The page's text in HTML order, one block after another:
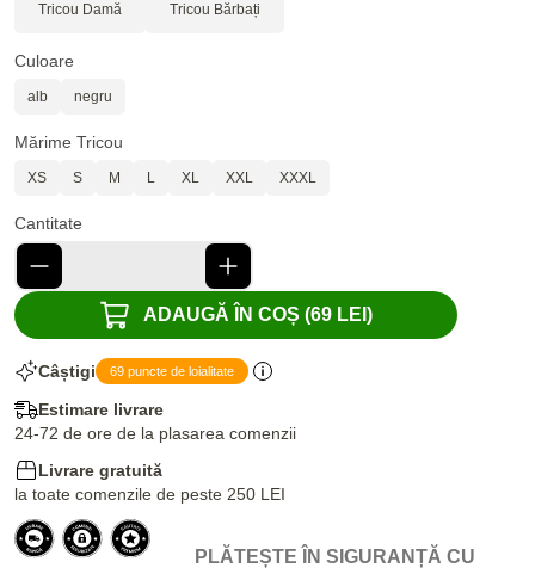
Tricou Damă Tricou Bărbați
Culoare
alb negru
Mărime Tricou
XS S M L XL XXL XXXL
Cantitate
ADAUGĂ ÎN COȘ (69 LEI)
Câștigi 69 puncte de loialitate
Estimare livrare
24-72 de ore de la plasarea comenzii
Livrare gratuită
la toate comenzile de peste 250 LEI
PLĂTEȘTE ÎN SIGURANȚĂ CU